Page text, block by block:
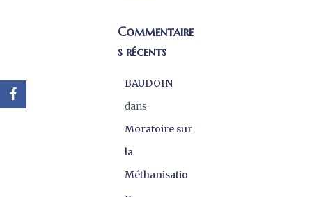
Commentaire
s récents
BAUDOIN
dans
Moratoire sur
la
Méthanisatio